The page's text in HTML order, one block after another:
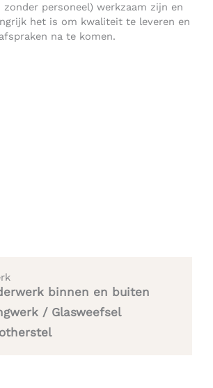
zonder personeel) werkzaam zijn en
het is om kwaliteit te leveren en
afspraken na te komen.
binnen en buiten
/ Glasweefsel